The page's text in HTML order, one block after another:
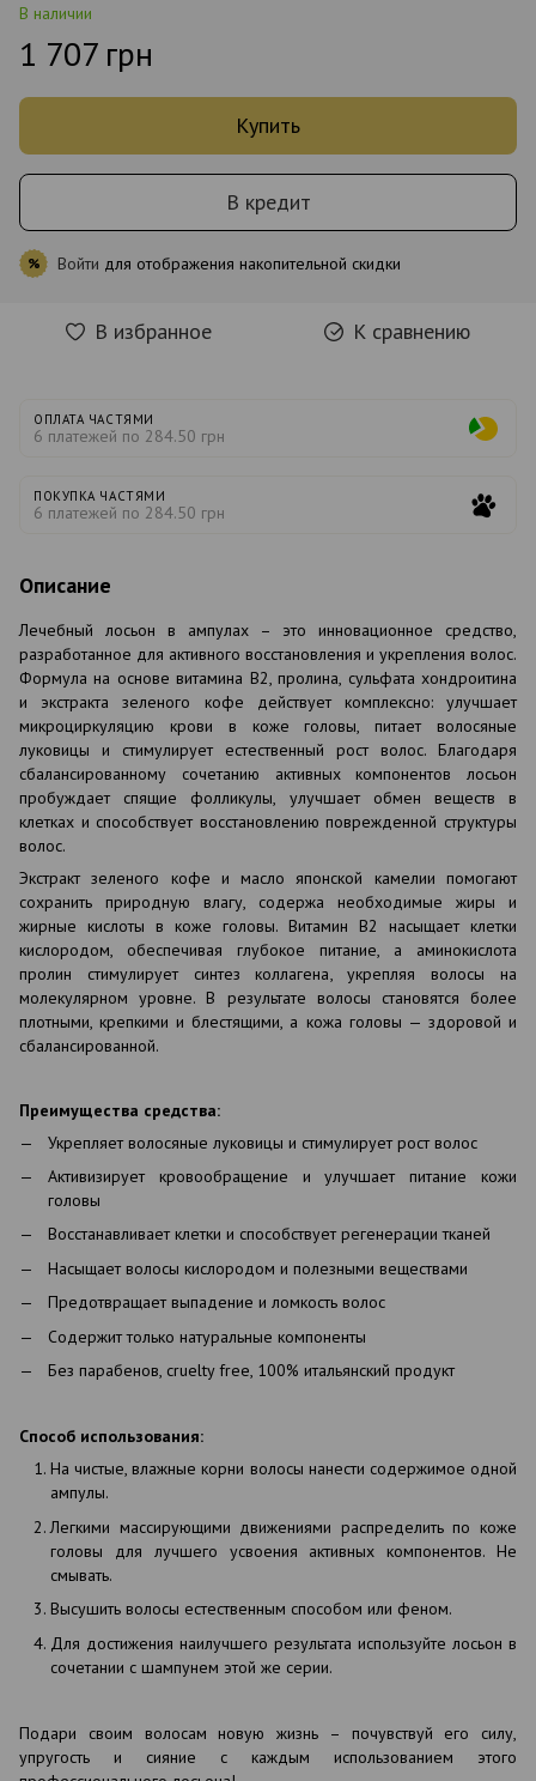
В наличии
1 707 грн
Купить
В кредит
% Войти для отображения накопительной скидки
В избранное К сравнению
ОПЛАТА ЧАСТЯМИ
6 платежей по 284.50 грн
ПОКУПКА ЧАСТЯМИ
6 платежей по 284.50 грн
Описание
Лечебный лосьон в ампулах – это инновационное средство,
разработанное для активного восстановления и укрепления волос.
Формула на основе витамина В2, пролина, сульфата хондроитина
и экстракта зеленого кофе действует комплексно: улучшает
микроциркуляцию крови в коже головы, питает волосяные
луковицы и стимулирует естественный рост волос. Благодаря
сбалансированному сочетанию активных компонентов лосьон
пробуждает спящие фолликулы, улучшает обмен веществ в
клетках и способствует восстановлению поврежденной структуры
волос.
Экстракт зеленого кофе и масло японской камелии помогают
сохранить природную влагу, содержа необходимые жиры и
жирные кислоты в коже головы. Витамин В2 насыщает клетки
кислородом, обеспечивая глубокое питание, а аминокислота
пролин стимулирует синтез коллагена, укрепляя волосы на
молекулярном уровне. В результате волосы становятся более
плотными, крепкими и блестящими, а кожа головы — здоровой и
сбалансированной.
Преимущества средства:
Укрепляет волосяные луковицы и стимулирует рост волос
Активизирует кровообращение и улучшает питание кожи
головы
Восстанавливает клетки и способствует регенерации тканей
Насыщает волосы кислородом и полезными веществами
Предотвращает выпадение и ломкость волос
Содержит только натуральные компоненты
Без парабенов, cruelty free, 100% итальянский продукт
Способ использования:
На чистые, влажные корни волосы нанести содержимое одной
ампулы.
Легкими массирующими движениями распределить по коже
головы для лучшего усвоения активных компонентов. Не
смывать.
Высушить волосы естественным способом или феном.
Для достижения наилучшего результата используйте лосьон в
сочетании с шампунем этой же серии.
Подари своим волосам новую жизнь – почувствуй его силу,
упругость и сияние с каждым использованием этого